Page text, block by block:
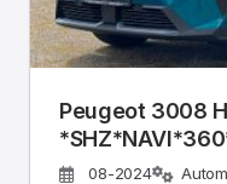
Peugeot 3008
08-2024